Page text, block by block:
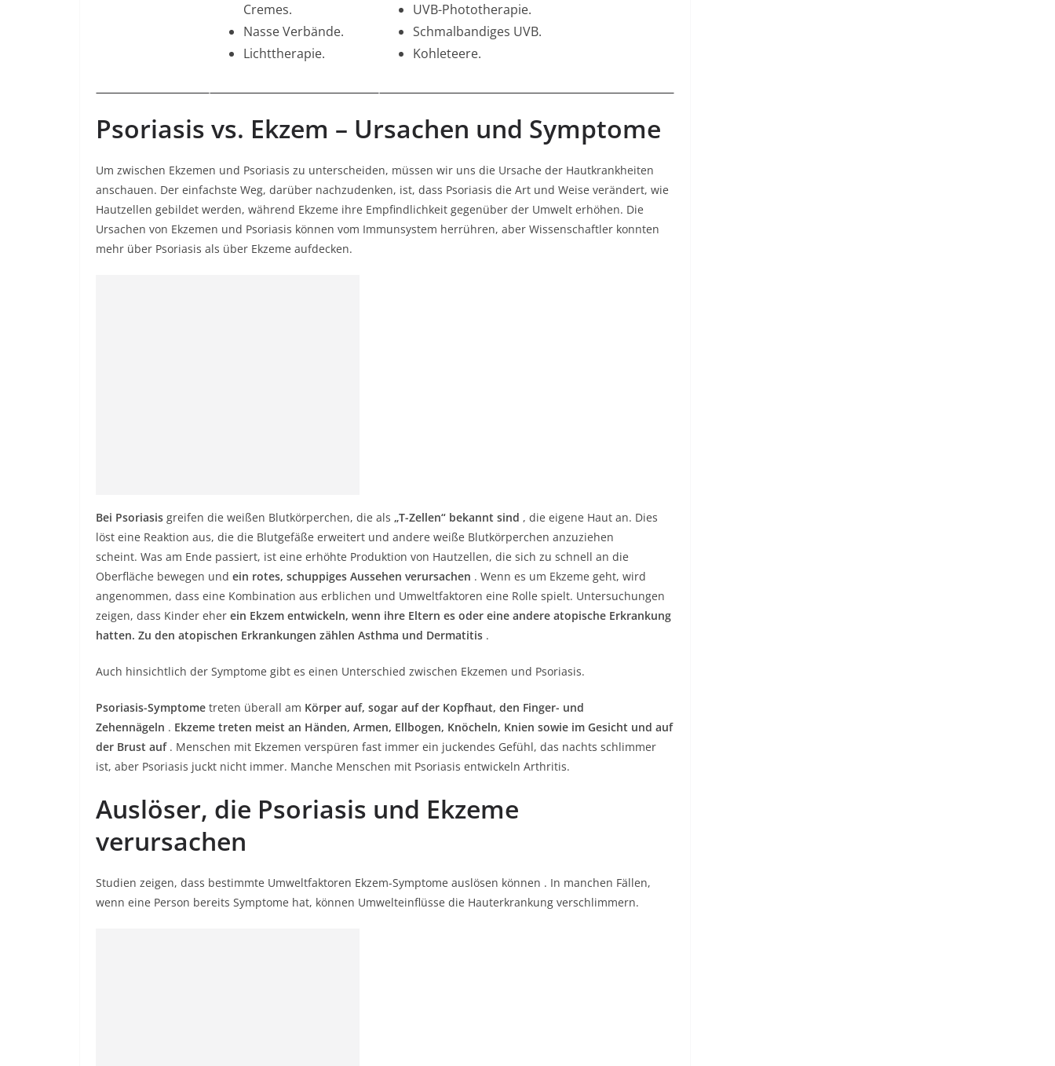
Cremes.
Nasse Verbände.
Lichttherapie.
UVB-Phototherapie.
Schmalbandiges UVB.
Kohleteere.
Psoriasis vs. Ekzem – Ursachen und Symptome
Um zwischen Ekzemen und Psoriasis zu unterscheiden, müssen wir uns die Ursache der Hautkrankheiten
anschauen. Der einfachste Weg, darüber nachzudenken, ist, dass Psoriasis die Art und Weise verändert, wie
Hautzellen gebildet werden, während Ekzeme ihre Empfindlichkeit gegenüber der Umwelt erhöhen. Die
Ursachen von Ekzemen und Psoriasis können vom Immunsystem herrühren, aber Wissenschaftler konnten
mehr über Psoriasis als über Ekzeme aufdecken.
Bei Psoriasis greifen die weißen Blutkörperchen, die als „T-Zellen“ bekannt sind , die eigene Haut an. Dies
löst eine Reaktion aus, die die Blutgefäße erweitert und andere weiße Blutkörperchen anzuziehen
scheint. Was am Ende passiert, ist eine erhöhte Produktion von Hautzellen, die sich zu schnell an die
Oberfläche bewegen und ein rotes, schuppiges Aussehen verursachen . Wenn es um Ekzeme geht, wird
angenommen, dass eine Kombination aus erblichen und Umweltfaktoren eine Rolle spielt. Untersuchungen
zeigen, dass Kinder eher ein Ekzem entwickeln, wenn ihre Eltern es oder eine andere atopische Erkrankung
hatten. Zu den atopischen Erkrankungen zählen Asthma und Dermatitis .
Auch hinsichtlich der Symptome gibt es einen Unterschied zwischen Ekzemen und Psoriasis.
Psoriasis-Symptome treten überall am Körper auf, sogar auf der Kopfhaut, den Finger- und
Zehennägeln . Ekzeme treten meist an Händen, Armen, Ellbogen, Knöcheln, Knien sowie im Gesicht und auf
der Brust auf. Menschen mit Ekzemen verspüren fast immer ein juckendes Gefühl, das nachts schlimmer
ist, aber Psoriasis juckt nicht immer. Manche Menschen mit Psoriasis entwickeln Arthritis.
Auslöser, die Psoriasis und Ekzeme
verursachen
Studien zeigen, dass bestimmte Umweltfaktoren Ekzem-Symptome auslösen können . In manchen Fällen,
wenn eine Person bereits Symptome hat, können Umwelteinflüsse die Hauterkrankung verschlimmern.